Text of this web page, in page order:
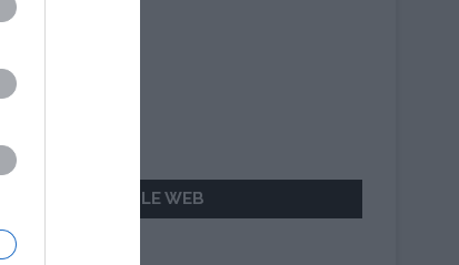
AILLEURS SUR LE WEB